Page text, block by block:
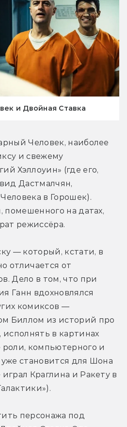
и Двойная Ставка
Человек, наиболее
и свежему
Хэллоуин» (где его,
Дастмалчян,
в Горошек).
помешенного на датах,
режиссёра.
— который, кстати, в
отличается от
Дело в том, что при
Ганн вдохновлялся
комиксов —
Биллом из историй про
в картинах
компьютерного и
становится для Шона
Краглина и Ракету в
персонажа под